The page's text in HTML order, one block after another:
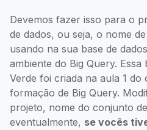
Devemos fazer isso para o
de dados, ou seja, o nome
usando na sua base de
ambiente do Big Query. Essa
Verde foi criada na aula 1
formação de Big Query.
projeto, nome do conjunto
eventualmente, se vocês